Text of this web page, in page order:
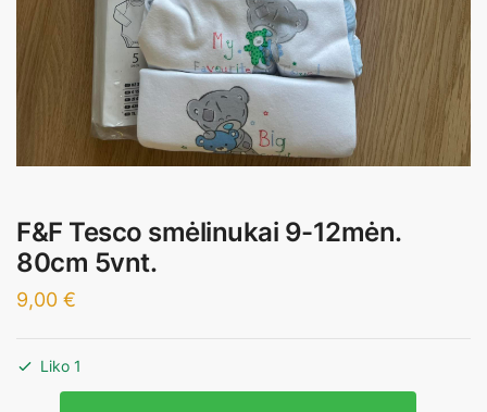
F&F Tesco smėlinukai 9-12mėn.
80cm 5vnt.
9,00 €
Liko 1